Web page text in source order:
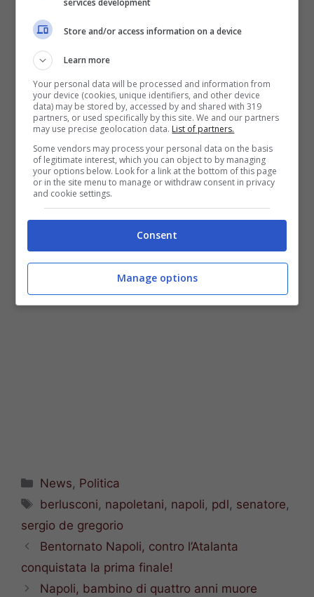
In particolare il senatore Francesco Nitto Palma,
decisione del giudice Cimma di rigettare la
richiesta di rito immediato per Berlusconi la
dimostrazione “inequivocabile di
ragione avesse il Popolo della Libertà nel
protestare per questa ennesima forzatura
procedurale”.
Categorie
News, Politica
Tag
berlusconi, napoletani, napoli, pdl, senatore,
sergio de gregorio
Bentornato Napoli, contro l’Atalanta
conquistata la prima finale!
Napoli, bambino di quattro anni muore
services development
Store and/or access information on a device
Learn more
Your personal data will be processed and information from
your device (cookies, unique identifiers, and other device
data) may be stored by, accessed by and shared with 319
partners, or used specifically by this site. We and our partners
may use precise geolocation data. List of partners.
Some vendors may process your personal data on the basis
of legitimate interest, which you can object to by managing
your options below. Look for a link at the bottom of this page
or in the site menu to manage or withdraw consent in privacy
and cookie settings.
Consent
Manage options